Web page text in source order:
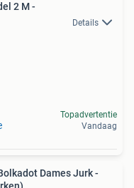
2 M -
Details
Topadvertentie
Vandaag
Dames Jurk -